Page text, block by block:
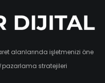
alanlarında işletmenizi öne
pazarlama stratejileri